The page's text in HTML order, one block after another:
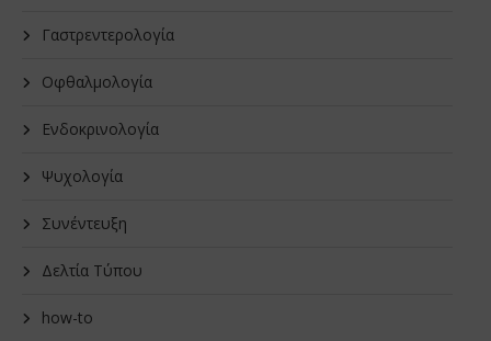
Γαστρεντερολογία
Οφθαλμολογία
Ενδοκρινολογία
Ψυχολογία
Συνέντευξη
Δελτία Τύπου
how-to